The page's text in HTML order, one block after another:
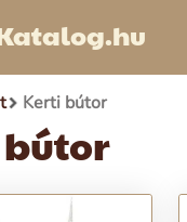
Kerti bútor